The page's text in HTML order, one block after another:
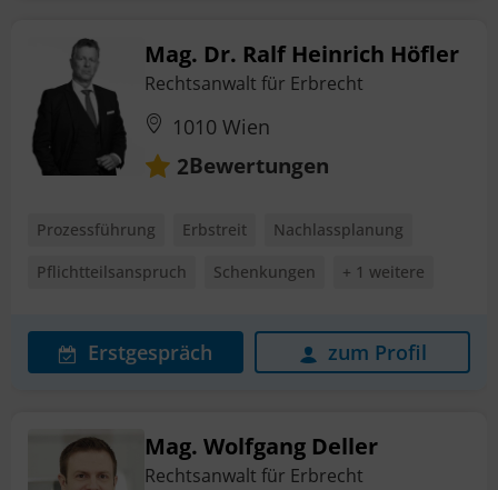
Mag. Dr. Ralf Heinrich Höfler
Rechtsanwalt für Erbrecht
1010 Wien
2Bewertungen
Prozessführung Erbstreit
Nachlassplanung
Pflichtteilsanspruch
Schenkungen + 1 weitere
Erstgespräch zum Profil
Mag. Wolfgang Deller
Rechtsanwalt für Erbrecht